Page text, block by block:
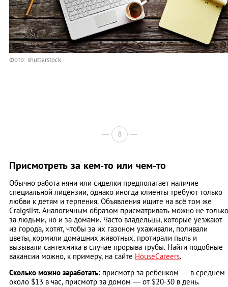
Фото: shutterstock
8
Присмотреть за кем-то или чем-то
Обычно работа няни или сиделки предполагает наличие
специальной лицензии, однако иногда клиенты требуют только
любви к детям и терпения. Объявления ищите на всё том же
Craigslist. Аналогичным образом присматривать можно не только
за людьми, но и за домами. Часто владельцы, которые уезжают
из города, хотят, чтобы за их газоном ухаживали, поливали
цветы, кормили домашних животных, протирали пыль и
вызывали сантехника в случае прорыва трубы. Найти подобные
вакансии можно, к примеру, на сайте HouseCareers.
Сколько можно заработать: присмотр за ребенком — в среднем
около $13 в час, присмотр за домом — от $20-30 в день.